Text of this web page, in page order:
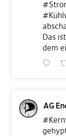
Das
dem
AG